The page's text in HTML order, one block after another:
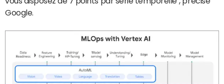
Google.